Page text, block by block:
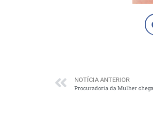
NOTÍCIA ANTERIOR
Procuradoria da Mulher